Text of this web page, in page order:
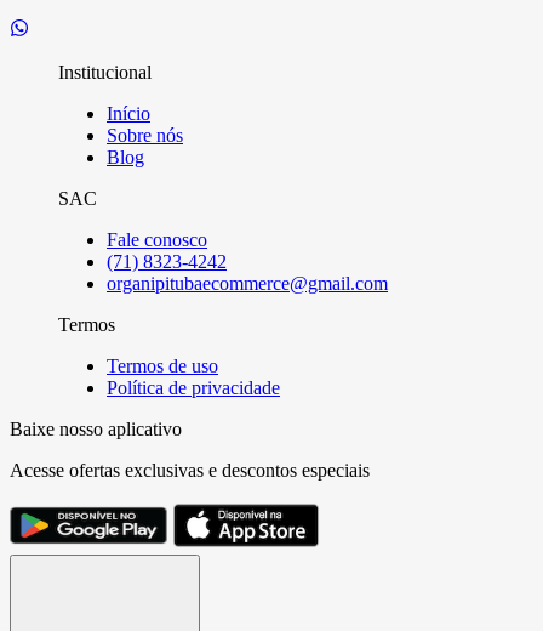
Institucional
Início
Sobre nós
Blog
SAC
Fale conosco
(71) 8323-4242
organipitubaecommerce@gmail.com
Termos
Termos de uso
Política de privacidade
Baixe nosso aplicativo
Acesse ofertas exclusivas e descontos especiais